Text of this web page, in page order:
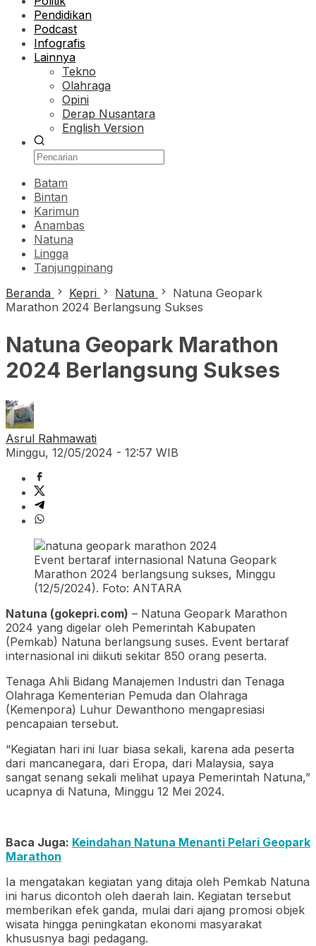
Pendidikan
Podcast
Infografis
Lainnya
Tekno
Olahraga
Opini
Derap Nusantara
English Version
Batam
Bintan
Karimun
Anambas
Natuna
Lingga
Tanjungpinang
Beranda
Kepri Natuna
Natuna Geopark
Marathon 2024 Berlangsung Sukses
Natuna Geopark Marathon
2024 Berlangsung Sukses
Asrul Rahmawati
Minggu, 12/05/2024 - 12:57 WIB
Event bertaraf internasional Natuna Geopark
Marathon 2024 berlangsung sukses, Minggu
(12/5/2024). Foto: ANTARA
Natuna (gokepri.com) – Natuna Geopark Marathon
2024 yang digelar oleh Pemerintah Kabupaten
(Pemkab) Natuna berlangsung suses. Event bertaraf
internasional ini diikuti sekitar 850 orang peserta.
Tenaga Ahli Bidang Manajemen Industri dan Tenaga
Olahraga Kementerian Pemuda dan Olahraga
(Kemenpora) Luhur Dewanthono mengapresiasi
pencapaian tersebut.
“Kegiatan hari ini luar biasa sekali, karena ada peserta
dari mancanegara, dari Eropa, dari Malaysia, saya
sangat senang sekali melihat upaya Pemerintah Natuna,”
ucapnya di Natuna, Minggu 12 Mei 2024.
Baca Juga: Keindahan Natuna Menanti Pelari Geopark
Marathon
Ia mengatakan kegiatan yang ditaja oleh Pemkab Natuna
ini harus dicontoh oleh daerah lain. Kegiatan tersebut
memberikan efek ganda, mulai dari ajang promosi objek
wisata hingga peningkatan ekonomi masyarakat
khususnya bagi pedagang.